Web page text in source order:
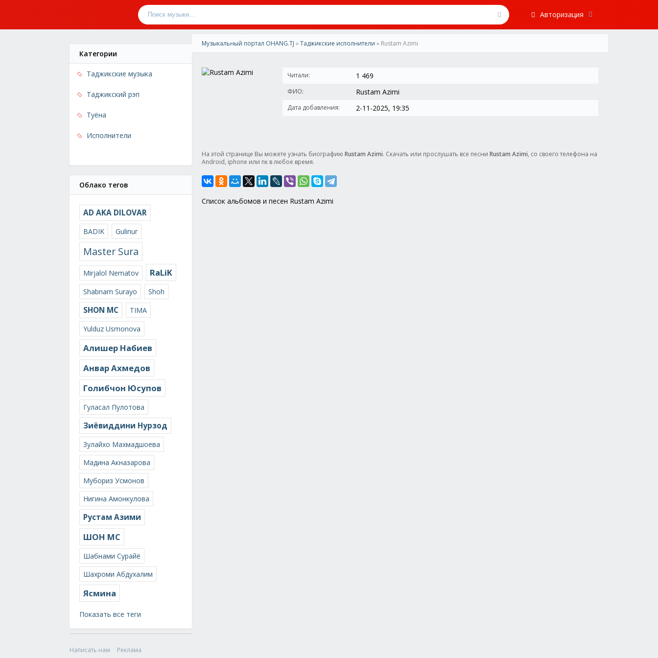
Авторизация
Категории
Таджикские музыка
Таджикский рэп
Туёна
Исполнители
Облако тегов
AD AKA DILOVAR
BADIK Gulinur
Master Sura
Mirjalol Nematov RaLiK
Shabnam Surayo Shoh
SHON MC
TIMA
Yulduz Usmonova
Алишер Набиев
Анвар Ахмедов
Голибчон Юсупов
Гуласал Пулотова
Зиёвиддини Нурзод
Зулайхо Махмадшоева
Мадина Акназарова
Мубориз Усмонов
Нигина Амонкулова
Рустам Азими
ШОН МС
Шабнами Сурайё
Шахроми Абдухалим
Ясмина
Показать все теги
Написать нам
Реклама
Музыкальный портал OHANG.TJ »Таджикские исполнители » Rustam Azimi
Читали: 1 469
ФИО: Rustam Azimi
Дата добавления: 2-11-2025, 19:35
На этой странице Вы можете узнать биографию Rustam Azimi. Скачать или прослушать все песни Rustam Azimi, со своего телефона на
Android, iphone или пк в любое время.
Список альбомов и песен Rustam Azimi